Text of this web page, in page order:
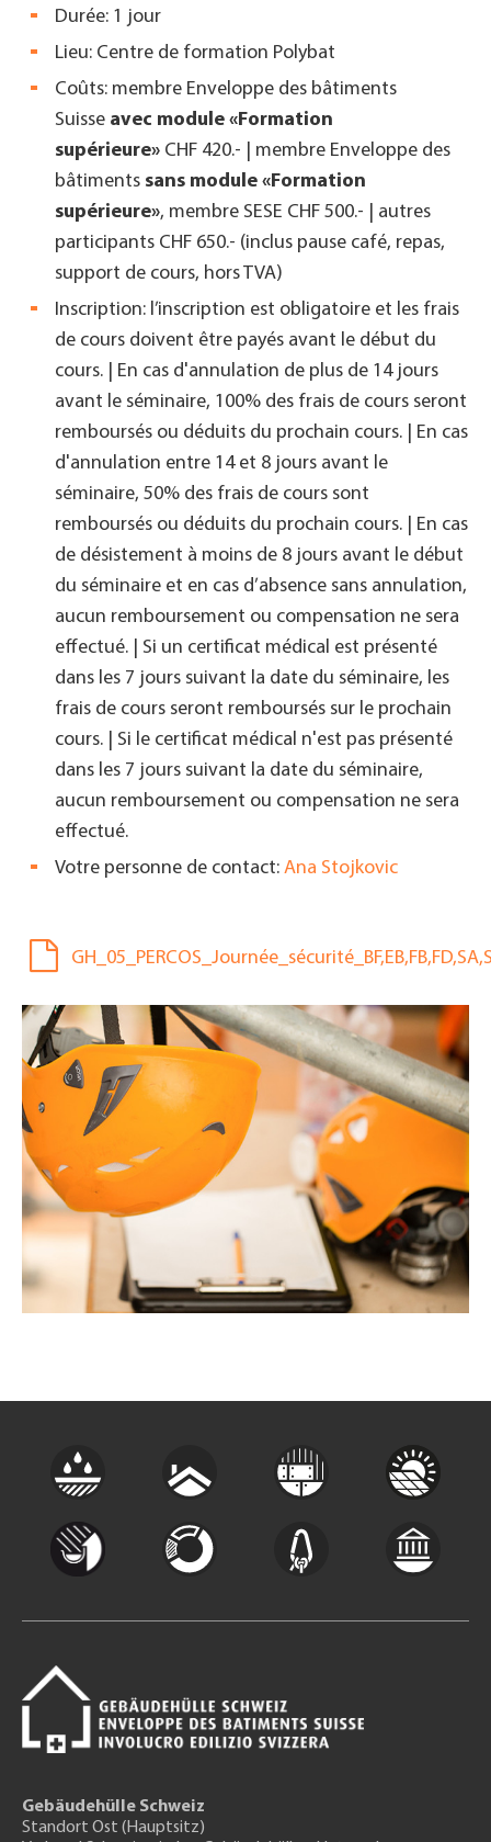
Durée: 1 jour
Lieu: Centre de formation Polybat
Coûts: membre Enveloppe des bâtiments
Suisse avec module «Formation
supérieure» CHF 420.- | membre Enveloppe des
bâtiments sans module «Formation
supérieure», membre SESE CHF 500.- | autres
participants CHF 650.- (inclus pause café, repas,
support de cours, hors TVA)
Inscription: l’inscription est obligatoire et les frais
de cours doivent être payés avant le début du
cours. | En cas d'annulation de plus de 14 jours
avant le séminaire, 100% des frais de cours seront
remboursés ou déduits du prochain cours. | En cas
d'annulation entre 14 et 8 jours avant le
séminaire, 50% des frais de cours sont
remboursés ou déduits du prochain cours. | En cas
de désistement à moins de 8 jours avant le début
du séminaire et en cas d’absence sans annulation,
aucun remboursement ou compensation ne sera
effectué. | Si un certificat médical est présenté
dans les 7 jours suivant la date du séminaire, les
frais de cours seront remboursés sur le prochain
cours. | Si le certificat médical n'est pas présenté
dans les 7 jours suivant la date du séminaire,
aucun remboursement ou compensation ne sera
effectué.
Votre personne de contact: Ana Stojkovic
Gebäudehülle Schweiz
Standort Ost (Hauptsitz)